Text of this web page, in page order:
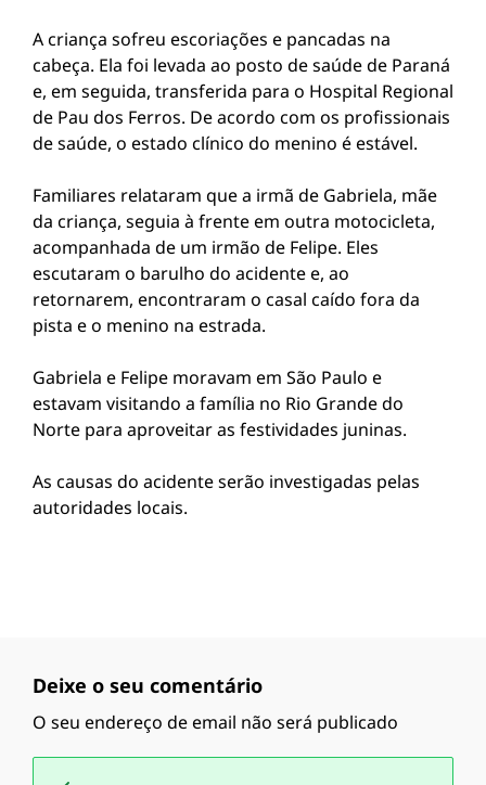
A criança sofreu escoriações e pancadas na
cabeça. Ela foi levada ao posto de saúde de Paraná
e, em seguida, transferida para o Hospital Regional
de Pau dos Ferros. De acordo com os profissionais
de saúde, o estado clínico do menino é estável.
Familiares relataram que a irmã de Gabriela, mãe
da criança, seguia à frente em outra motocicleta,
acompanhada de um irmão de Felipe. Eles
escutaram o barulho do acidente e, ao
retornarem, encontraram o casal caído fora da
pista e o menino na estrada.
Gabriela e Felipe moravam em São Paulo e
estavam visitando a família no Rio Grande do
Norte para aproveitar as festividades juninas.
As causas do acidente serão investigadas pelas
autoridades locais.
Deixe o seu comentário
O seu endereço de email não será publicado